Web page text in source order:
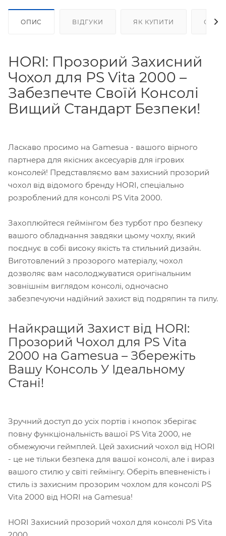
ОПИС ВІДГУКИ ЯК КУПИТИ
HORI: Прозорий Захисний
Чохол для PS Vita 2000 –
Забезпечте Своїй Консолі
Вищий Стандарт Безпеки!
Ласкаво просимо на Gamesua - вашого вірного
партнера для якісних аксесуарів для ігрових
консолей! Представляємо вам захисний прозорий
чохол від відомого бренду HORI, спеціально
розроблений для консолі PS Vita 2000.
Захоплюйтеся геймінгом без турбот про безпеку
вашого обладнання завдяки цьому чохлу, який
поєднує в собі високу якість та стильний дизайн.
Виготовлений з прозорого матеріалу, чохол
дозволяє вам насолоджуватися оригінальним
зовнішнім виглядом консолі, одночасно
забезпечуючи надійний захист від подряпин та пилу.
Найкращий Захист від HORI:
Прозорий Чохол для PS Vita
2000 на Gamesua – Збережіть
Вашу Консоль У Ідеальному
Стані!
Зручний доступ до усіх портів і кнопок зберігає
повну функціональність вашої PS Vita 2000, не
обмежуючи геймплей. Цей захисний чохол від HORI
- це не тільки безпека для вашої консолі, але і вираз
вашого стилю у світі геймінгу. Оберіть впевненість і
стиль із захисним прозорим чохлом для консолі PS
Vita 2000 від HORI на Gamesua!
HORI Захисний прозорий чохол для консолі PS Vita